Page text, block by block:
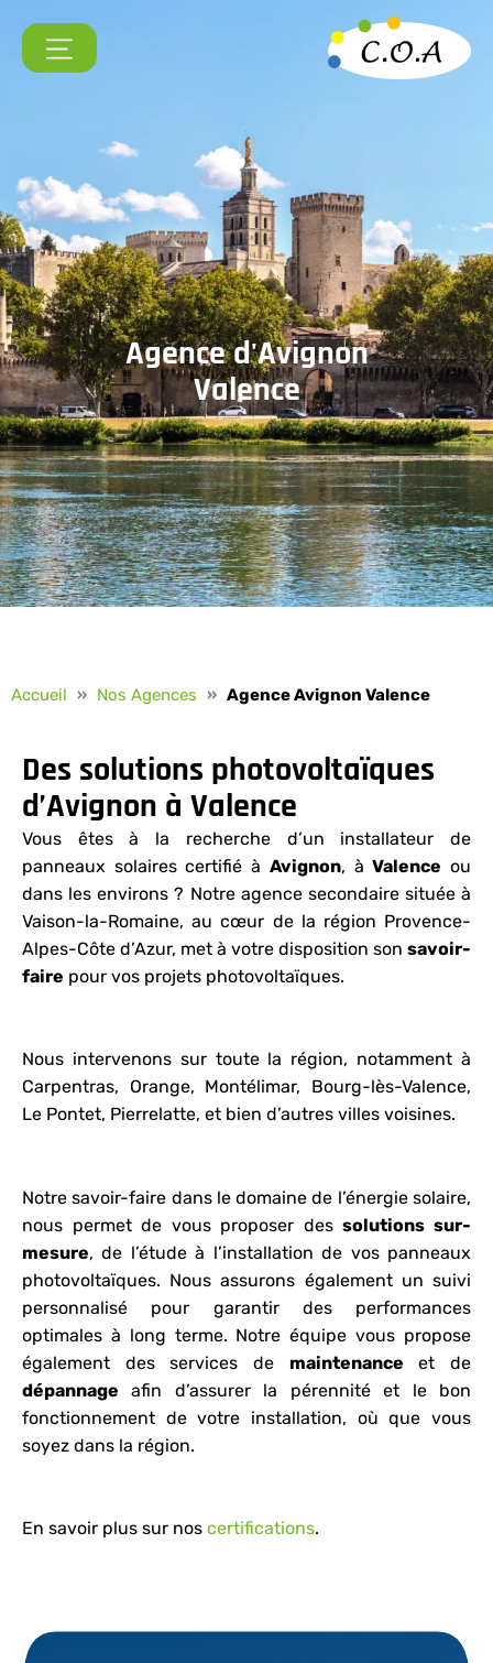
Agenced'Avignon
Valence
Accueil » Nos Agences » Agence Avignon Valence
Des solutions photovoltaïques
d’Avignon à Valence
Vous êtes à la recherche d’un installateur de
panneaux solaires certifié à Avignon, àValence ou
dans les environs ? Notre agence secondaire située à
Vaison-la-Romaine, au cœur de la région Provence-
Alpes-Côte d’Azur, met à votre disposition son savoir-
faire pour vos projets photovoltaïques.
Nous intervenons sur toute la région, notamment à
Carpentras, Orange, Montélimar, Bourg-lès-Valence,
Le Pontet, Pierrelatte, et bien d’autres villes voisines.
Notre savoir-faire dans le domaine de l’énergie solaire,
nous permet de vous proposer dessolutions sur-
mesure, de l’étude à l’installation de vos panneaux
photovoltaïques. Nous assurons également un suivi
personnalisé pour garantir des performances
optimales à long terme. Notre équipe vous propose
également des services de maintenance et de
dépannage afin d’assurer la pérennité et le bon
fonctionnement de votre installation, où que vous
soyez dans la région.
En savoir plus sur nos certifications.